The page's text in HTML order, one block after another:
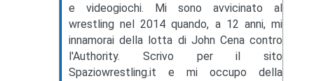
e videogiochi. Mi sono avvicinato al
wrestling nel 2014 quando, a 12 anni, mi
innamorai della lotta di John Cena contro
l'Authority. Scrivo per il sito
Spaziowrestling.it e mi occupo della